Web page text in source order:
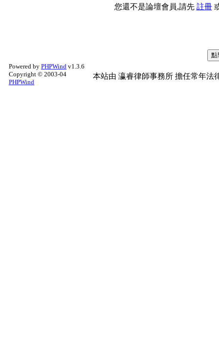
您還不是論壇會員,請先 註冊
Powered by PHPWind v1.3.6
Copyright © 2003-04
PHPWind
本站由 瀛睿律師事務所 擔任常年法